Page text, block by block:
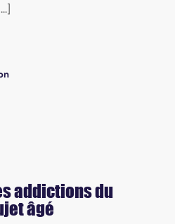
addictions du
âgé